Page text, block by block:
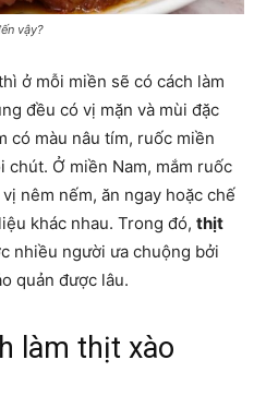
vậy?
ở mỗi miền sẽ có cách làm
đều có vị mặn và mùi đặc
có màu nâu tím, ruốc miền
chút. Ở miền Nam, mắm ruốc
nêm nếm, ăn ngay hoặc chế
khác nhau. Trong đó, thịt
nhiều người ưa chuộng bởi
quản được lâu.
làm thịt xào